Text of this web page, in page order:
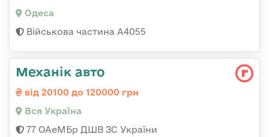
Одеса
Військова частина А4055
Механік авто
від 20100 до 120000 грн
Вся Україна
77 ОАеМБр ДШВ ЗС України